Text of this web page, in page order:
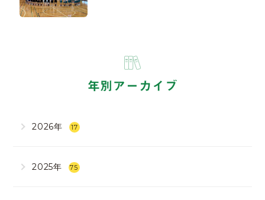
年別アーカイブ
2026年 17
2025年 75